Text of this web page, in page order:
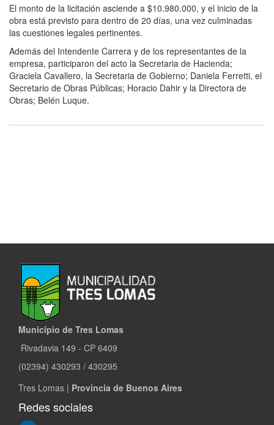
El monto de la licitación asciende a $10.980.000, y el inicio de la
obra está previsto para dentro de 20 días, una vez culminadas
las cuestiones legales pertinentes.
Además del Intendente Carrera y de los representantes de la
empresa, participaron del acto la Secretaria de Hacienda;
Graciela Cavallero, la Secretaria de Gobierno; Daniela Ferretti, el
Secretario de Obras Públicas; Horacio Dahir y la Directora de
Obras; Belén Luque.
Municipio de Tres Lomas
Rivadavia 149 - CP 6409
(02394) 430293 / 430295
Tres Lomas | Provincia de Buenos Aires
Redes sociales